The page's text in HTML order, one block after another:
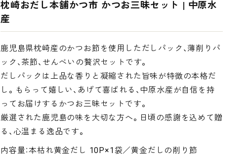
枕崎おだし本舗かつ市 かつお三昧セット | 中原水
産
鹿児島県枕崎産のかつお節を使用しただしパック、薄削りパ
ック、茶節、せんべいの贅沢セットです。
だしパックは上品な香りと凝縮された旨味が特徴の本格だ
し。もらって嬉しい、あげて喜ばれる、中原水産が自信を持
ってお届けするかつお三昧セットです。
厳選された鹿児島の味を大切な方へ。日頃の感謝を込めて贈
る、心温まる逸品です。
内容量：本枯れ黄金だし 10P×1袋／黄金だしの削り節